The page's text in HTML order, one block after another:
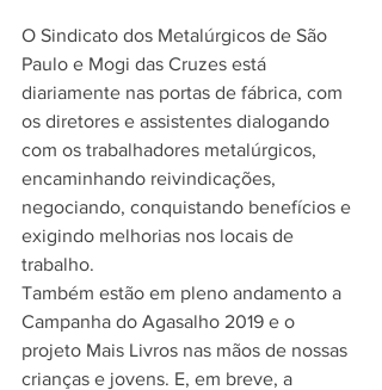
O Sindicato dos Metalúrgicos de São
Paulo e Mogi das Cruzes está
diariamente nas portas de fábrica, com
os diretores e assistentes dialogando
com os trabalhadores metalúrgicos,
encaminhando reivindicações,
negociando, conquistando benefícios e
exigindo melhorias nos locais de
trabalho.
Também estão em pleno andamento a
Campanha do Agasalho 2019 e o
projeto Mais Livros nas mãos de nossas
crianças e jovens. E, em breve, a